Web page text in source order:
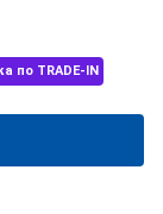
по TRADE-IN